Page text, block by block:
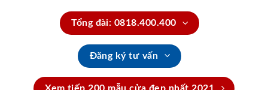
Tổng đài: 0818.400.400
Đăng ký tư vấn